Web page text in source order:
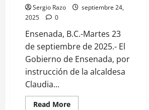
Sergio Razo
septiembre 24,
2025
0
Ensenada, B.C.-Martes 23
de septiembre de 2025.- El
Gobierno de Ensenada, por
instrucción de la alcaldesa
Claudia...
Read MoreRead